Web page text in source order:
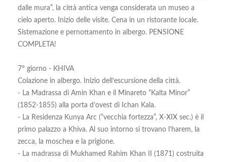
dalle mura”, la città antica venga considerata un museo a
cielo aperto. Inizio delle visite. Cena in un ristorante locale.
Sistemazione e pernottamento in albergo. PENSIONE
COMPLETA!
7° giorno - KHIVA
Colazione in albergo. Inizio dell’escursione della città.
- La Madrassa di Amin Khan e il Minareto “Kalta Minor”
(1852-1855) alla porta d’ovest di Ichan Kala.
- La Residenza Kunya Arc (“vecchia fortezza”, X-XIX sec.) è il
primo palazzo a Khiva. Al suo intorno si trovano l’harem, la
zecca, la moschea e la prigione.
- La madrassa di Mukhamed Rahim Khan II (1871) costruita